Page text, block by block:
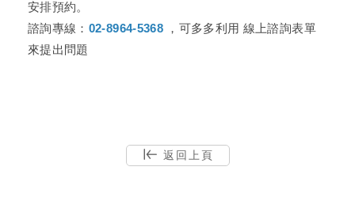
安排預約。
諮詢專線： 02-8964-5368 ，可多多利用 線上諮詢表單
來提出問題
返回上頁